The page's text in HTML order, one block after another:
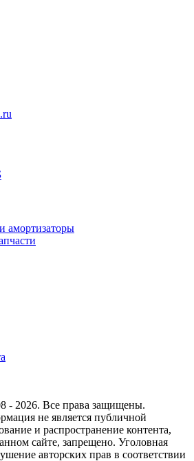
амортизаторы
- 2026. Все права защищены.
не является публичной
и распространение контента,
сайте, запрещено. Уголовная
авторских прав в соответствии